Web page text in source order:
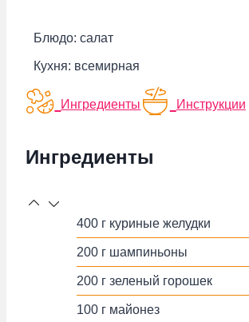
Блюдо: салат
Кухня: всемирная
Ингредиенты Инструкции
Ингредиенты
400 г куриные желудки
200 г шампиньоны
200 г зеленый горошек
100 г майонез